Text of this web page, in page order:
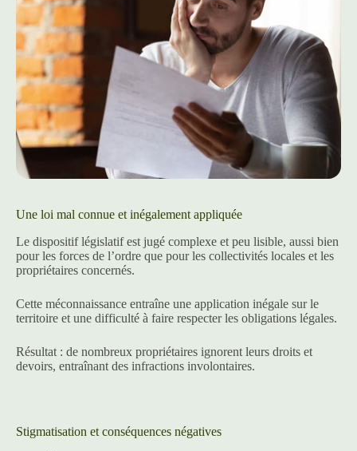
Une loi mal connue et inégalement appliquée
Le dispositif législatif est jugé complexe et peu lisible, aussi bien
pour les forces de l’ordre que pour les collectivités locales et les
propriétaires concernés.
Cette méconnaissance entraîne une application inégale sur le
territoire et une difficulté à faire respecter les obligations légales.
Résultat : de nombreux propriétaires ignorent leurs droits et
devoirs, entraînant des infractions involontaires.
Stigmatisation et conséquences négatives